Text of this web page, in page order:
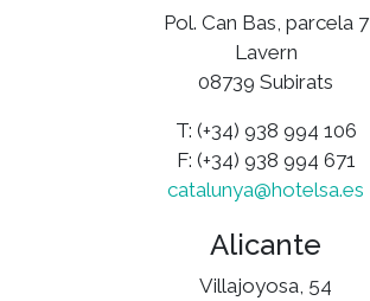
Pol. Can Bas, parcela 7
Lavern
08739 Subirats
T: (+34) 938 994 106
F: (+34) 938 994 671
catalunya@hotelsa.es
Alicante
Villajoyosa, 54